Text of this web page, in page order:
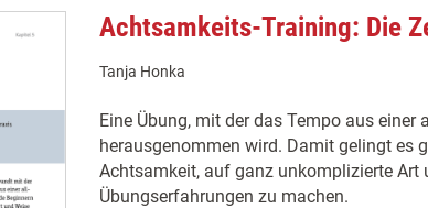
Achtsamkeits-Training: Die
Tanja Honka
Eine Übung, mit der das Tempo aus einer
herausgenommen wird. Damit gelingt es
Achtsamkeit, auf ganz unkomplizierte Art
Übungserfahrungen zu machen.